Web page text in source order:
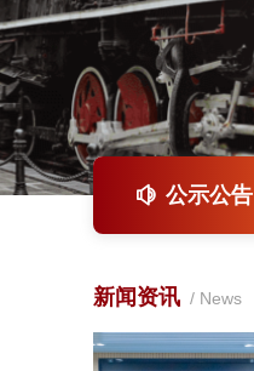
公示公告
新闻资讯 News